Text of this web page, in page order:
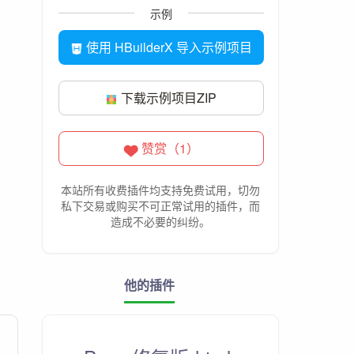
示例
使用 HBuilderX 导入示例项目
下载示例项目ZIP
赞赏（1）
本站所有收费插件均支持免费试用，切勿
私下交易或购买不可正常试用的插件，而
造成不必要的纠纷。
他的插件